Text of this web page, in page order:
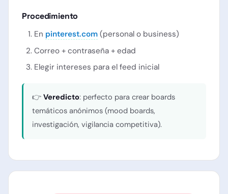
Procedimiento
En pinterest.com (personal o business)
Correo + contraseña + edad
Elegir intereses para el feed inicial
👉Veredicto: perfecto para crear boards
temáticos anónimos (mood boards,
investigación, vigilancia competitiva).